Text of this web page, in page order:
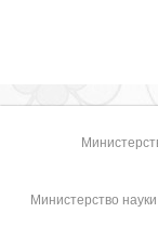
Министерство